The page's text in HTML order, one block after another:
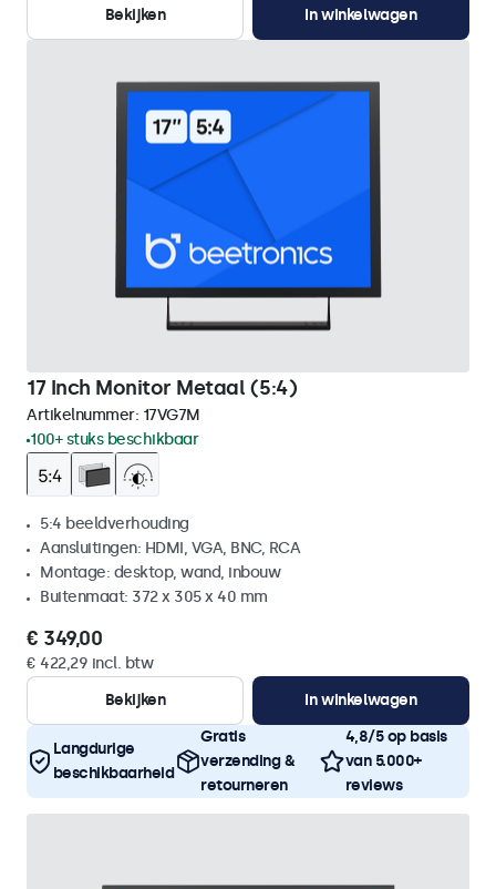
Bekijken In winkelwagen
17 Inch Monitor Metaal (5:4)
Artikelnummer: 17VG7M
100+ stuks beschikbaar
5:4 beeldverhouding
Aansluitingen: HDMI, VGA, BNC, RCA
Montage: desktop, wand, inbouw
Buitenmaat: 372 x 305 x 40 mm
€ 349,00
€ 422,29 incl. btw
Bekijken
In winkelwagen
Langdurige
beschikbaarheid
Gratis
verzending &
retourneren
4,8/5 op basis
van 5.000+
reviews